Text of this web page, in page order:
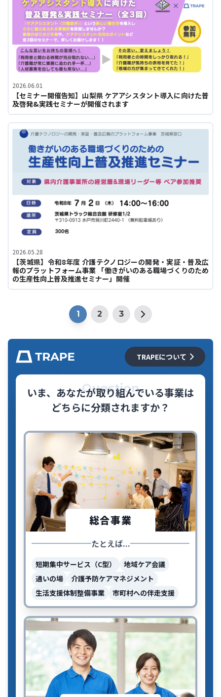
2026.06.01
【セミナー開催告知】山梨県 ケアアシスタント導入に向けた普
及啓発&実践セミナーが開催されます
2026.05.28
【茨城県】令和8年度 介護テクノロジーの開発・実証・普及広
報のプラットフォーム事業 「働きがいのある職場づくりのため
の生産性向上普及推進セミナー」開催
1 2 3
TRAPEについて
Question
いま、あなたが取り組んでいる事業は
どちらに分類されますか？
総合事業
たとえば...
短期集中サービス（C型）
地域ケア会議
通いの場
介護予防ケアマネジメント
生活支援体制整備事業
市町村への伴走支援